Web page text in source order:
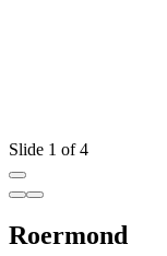
Slide 1 of 4
Roermond